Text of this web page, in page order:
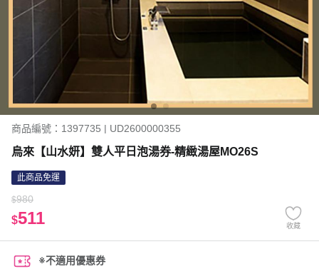
商品編號：1397735 | UD2600000355
烏來【山水妍】雙人平日泡湯券-精緻湯屋MO26S
此商品免運
$980
$511 收藏
※不適用優惠券